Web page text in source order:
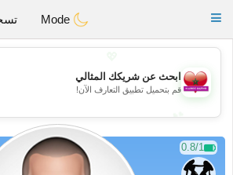
Maroc Dating
Toggle
💕
ابحث عن شريكك المثالي
قم بتحميل تطبيق التعارف الآن!
0.8/1